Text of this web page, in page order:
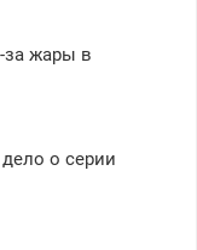
за жары в
о серии